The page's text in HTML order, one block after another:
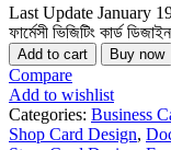
Last Update January
ফার্মেসী ভিজিটিং কার্ড
Add to cart Buy now
Compare
Add to wishlist
Categories: Business
Shop Card Design,